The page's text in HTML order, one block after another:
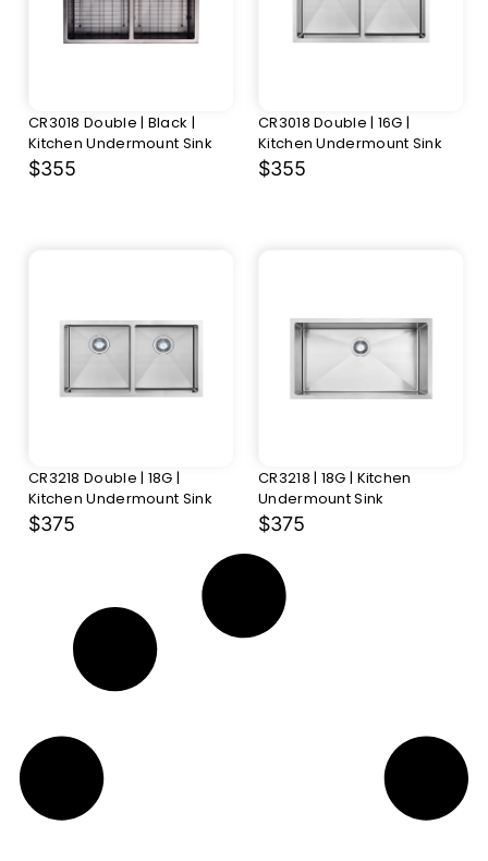
CR3018 Double | Black |
Kitchen Undermount Sink
$355
CR3018 Double | 16G |
Kitchen Undermount Sink
$355
CR3218 Double | 18G |
Kitchen Undermount Sink
$375
CR3218 | 18G | Kitchen
Undermount Sink
$375